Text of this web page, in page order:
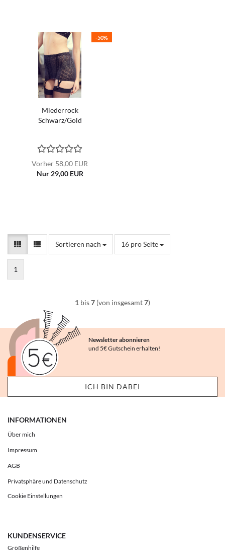
-50%
Miederrock
Schwarz/Gold
Vorher 58,00 EUR
Nur 29,00 EUR
Sortieren nach
Sortieren nach 16 pro Seite
pro Seite
1
1 bis7 (von insgesamt7)
Newsletter abonnieren
und 5€ Gutschein erhalten!
INFORMATIONEN
Über mich
Impressum
AGB
Privatsphäre und Datenschutz
Cookie Einstellungen
KUNDENSERVICE
Größenhilfe